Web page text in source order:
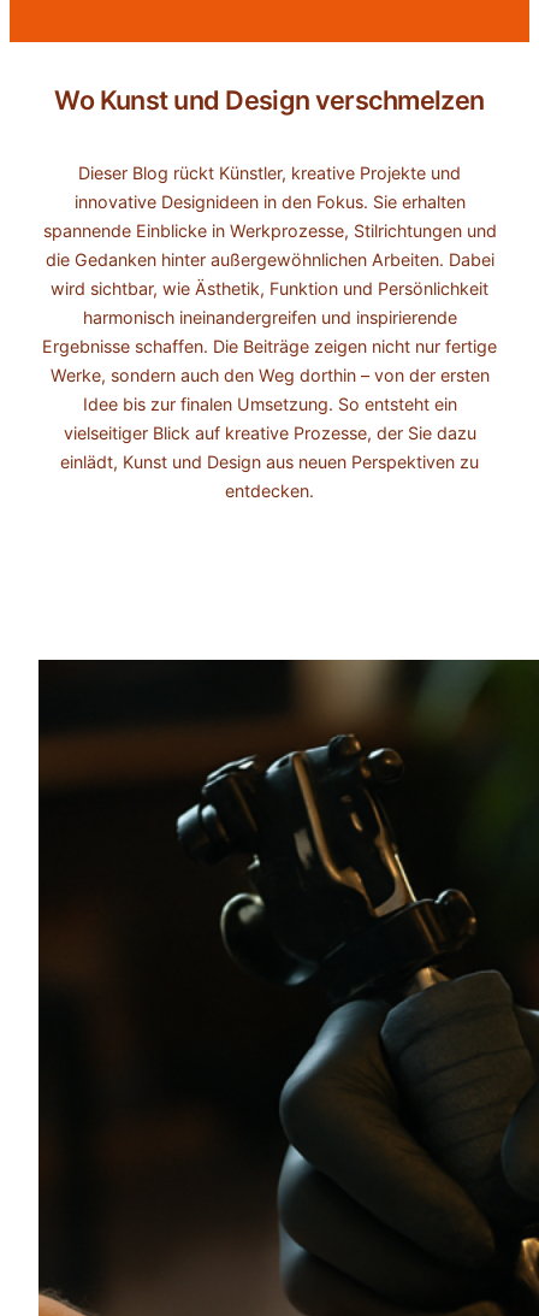
Wo Kunst und Design verschmelzen
Dieser Blog rückt Künstler, kreative Projekte und
innovative Designideen in den Fokus. Sie erhalten
spannende Einblicke in Werkprozesse, Stilrichtungen und
die Gedanken hinter außergewöhnlichen Arbeiten. Dabei
wird sichtbar, wie Ästhetik, Funktion und Persönlichkeit
harmonisch ineinandergreifen und inspirierende
Ergebnisse schaffen. Die Beiträge zeigen nicht nur fertige
Werke, sondern auch den Weg dorthin – von der ersten
Idee bis zur finalen Umsetzung. So entsteht ein
vielseitiger Blick auf kreative Prozesse, der Sie dazu
einlädt, Kunst und Design aus neuen Perspektiven zu
entdecken.